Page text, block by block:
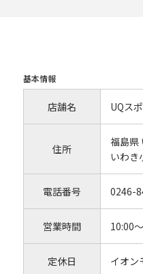
基本情報
店舗名 UQス
住所
福島県
いわき
電話番号 0246-
営業時間 10:00
定休日 イオン